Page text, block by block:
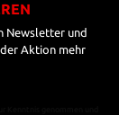
Newsletter und
Aktion mehr